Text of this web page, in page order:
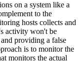
on a system like a
to the
hosts collects and
activity won't be
providing a false
is to monitor the
monitors the actual